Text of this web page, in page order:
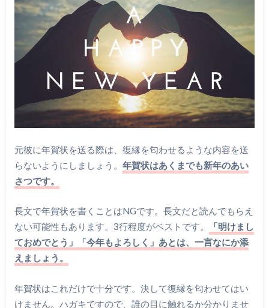
元彼に年賀状を送る際は、復縁を匂わせるような内容を送
らないようにしましょう。 年賀状はあくまでも新年のあい
さつです。
長文で年賀状を書くことはNGです。長文だと読んでもらえ
ない可能性もあります。3行程度がベストです。
「明けまし
ておめでとう」「今年もよろしく」あとは、一言なにか添
えましょう。
年賀状はこれだけで十分です。決して復縁を匂わせてはい
けません。ハガキですので、誰の目に触れるか分かりませ